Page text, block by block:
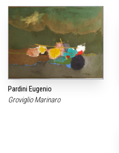
Pardini Eugenio
Groviglio Marinaro